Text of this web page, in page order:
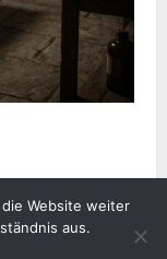
. All rights
Website weiter
aus.